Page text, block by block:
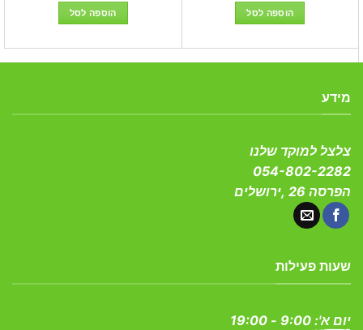
היה:
₪400.00.הוספה לסל
היה:
₪450.00.הוספה לסל
מידע
צלצל למוקד שלנו
054-802-2282
הפרסה 26 ,ירושלים
שעות פעילות
יום א':